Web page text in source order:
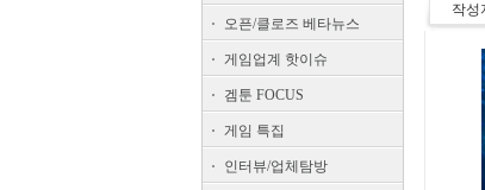
오픈/클로즈 베타뉴스
게임업계 핫이슈
겜툰 FOCUS
게임 특집
인터뷰/업체탐방
작성